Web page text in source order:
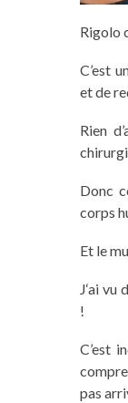
Rigolo
C’est
et de
Rien
Donc
corps
Et le
J‘ai vu
!
C’est
pas